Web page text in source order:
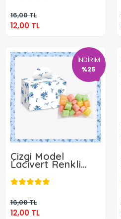
16,00 TL
12,00 TL
İNDİRİM
%25
Çizgi Model
Lacivert Renkli
Lokum Kutusu ve
Mevlüt Şekeri
16,00 TL
12,00 TL
12,00 TL